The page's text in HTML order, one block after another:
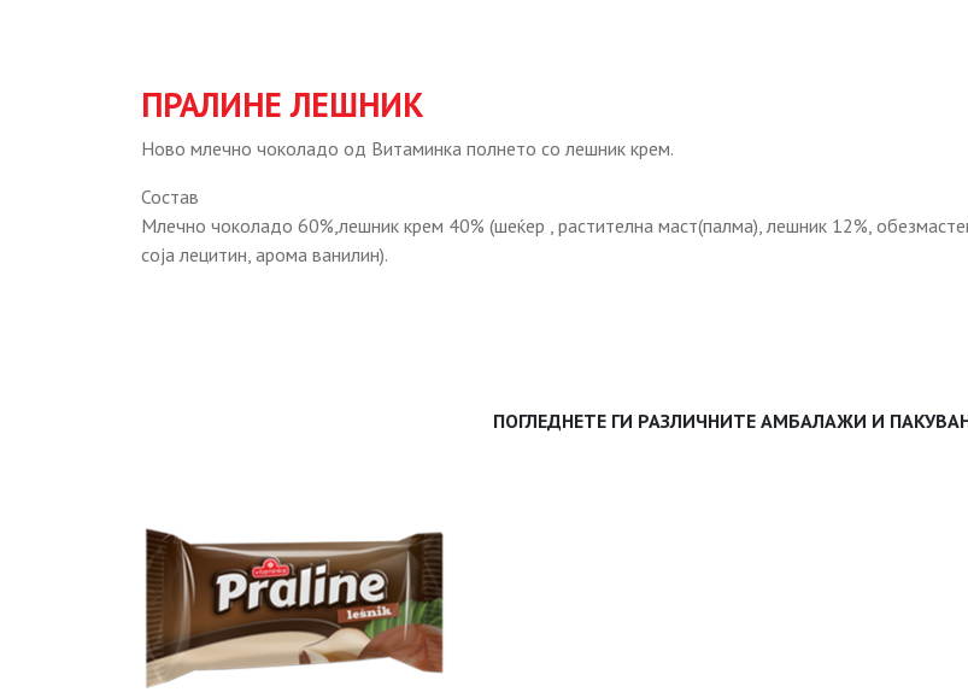
ПРАЛИНЕ ЛЕШНИК
Ново млечно чоколадо од Витаминка полнето со лешник крем.
Состав
Млечно чоколадо 60%,лешник крем 40% (шеќер , растителна маст(палма), лешник 12%,
соја лецитин, арома ванилин).
ПОГЛЕДНЕТЕ ГИ РАЗЛИЧНИТЕ АМБАЛАЖИ И